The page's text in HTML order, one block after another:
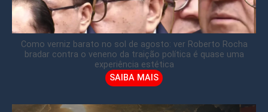
Como verniz barato no sol de agosto: ver Roberto Rocha
bradar contra o veneno da traição política é quase uma
experiência estética
SAIBA MAIS